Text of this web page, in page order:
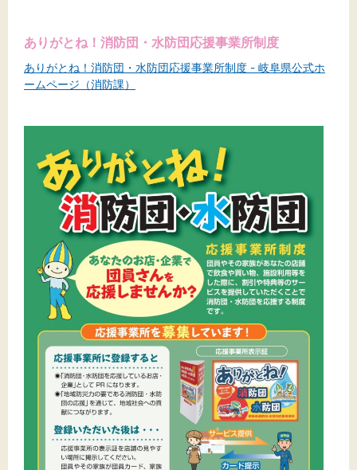
ありがとね！消防団・水防団応援事業所制度
ありがとね！消防団・水防団応援事業所制度 - 岐阜県公式ホ
ームページ（消防課）